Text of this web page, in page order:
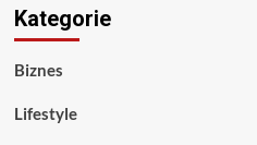
Kategorie
Biznes
Lifestyle